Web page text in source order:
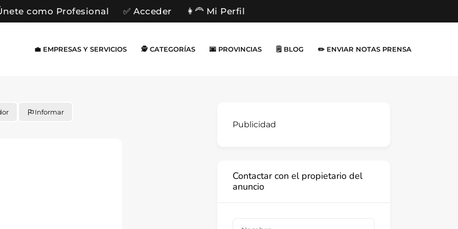
como Profesional ✅ Acceder 👩‍🦰 Mi Perfil
💼 EMPRESAS Y SERVICIOS 🕵️ CATEGORÍAS 🌆 PROVINCIAS 🗒️ BLOG ✏️ ENVIAR NOTAS PRENSA
Informar
Publicidad
Contactar con el propietario del
anuncio